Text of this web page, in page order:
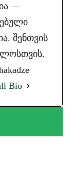
—
შენთვის
Bio